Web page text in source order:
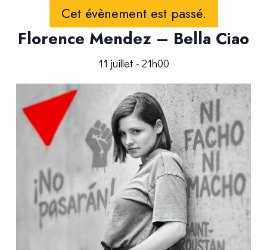
Cet évènement est passé.
Florence Mendez – Bella Ciao
11 juillet - 21h00